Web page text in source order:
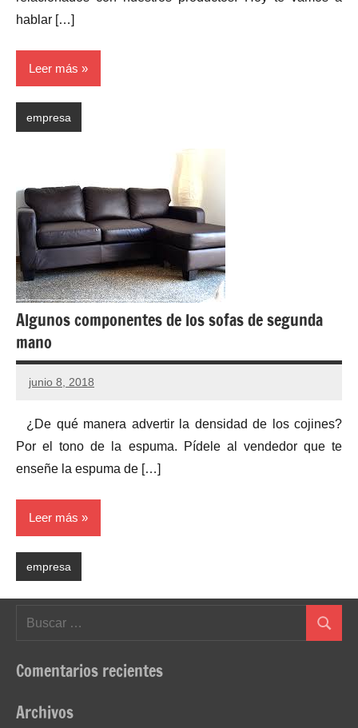
hablar […]
Leer más
empresa
Algunos componentes de los sofas de segunda
mano
junio 8, 2018
¿De qué manera advertir la densidad de los cojines?
Por el tono de la espuma. Pídele al vendedor que te
enseñe la espuma de […]
Leer más
empresa
Buscar
Comentarios recientes
Archivos